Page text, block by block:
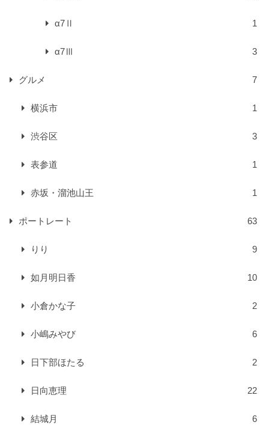
α7Ⅱ 1
α7Ⅲ 3
グルメ 7
横浜市 1
渋谷区 3
表参道 1
赤坂・溜池山王 1
ポートレート 63
りり 9
如月明日香 10
小倉かな子 2
小嶋みやび 6
日下部ほたる 2
日向恵理 22
結城月 6